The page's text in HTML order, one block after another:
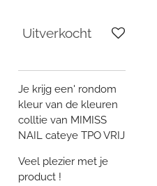
Uitverkocht
Je krijg een' rondom
kleur van de kleuren
colltie van MIMISS
NAIL cateye TPO VRIJ
Veel plezier met je
product !